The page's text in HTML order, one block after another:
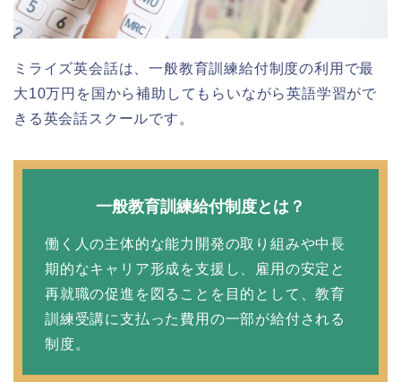
ミライズ英会話は、一般教育訓練給付制度の利用で最
大10万円を国から補助してもらいながら英語学習がで
きる英会話スクールです。
一般教育訓練給付制度とは？
働く人の主体的な能力開発の取り組みや中長
期的なキャリア形成を支援し、雇用の安定と
再就職の促進を図ることを目的として、教育
訓練受講に支払った費用の一部が給付される
制度。